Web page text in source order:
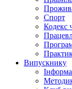
Спорт
Кодекс
Випускнику